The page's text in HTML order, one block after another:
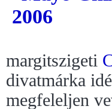
margitszigeti
divatmárka
megfeleljen